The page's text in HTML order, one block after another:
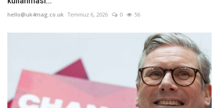
hello@uk4mag.co.uk Temmuz 6, 2026 0 56